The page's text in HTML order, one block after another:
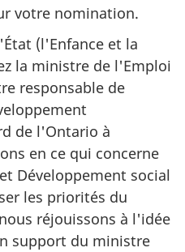
votre nomination.
(l'Enfance et la
la ministre de l'Emploi
responsable de
de l'Ontario à
en ce qui concerne
Développement social
les priorités du
réjouissons à l'idée
support du ministre